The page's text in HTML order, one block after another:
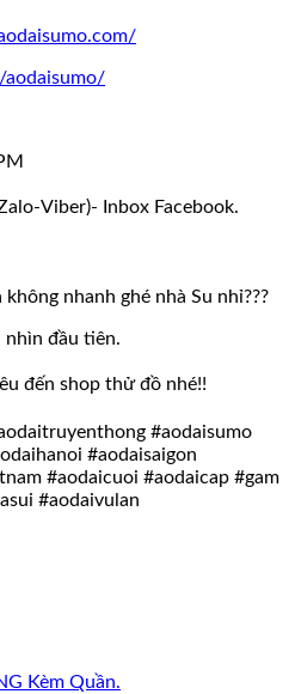
Viber)- Inbox Facebook.
nhanh ghé nhà Su nhỉ???
nhìn đầu tiên.
đến shop thử đồ nhé!!
#aodaisumo
#aodaisaigon
#aodaicuoi #aodaicap #gam
#aodaivulan